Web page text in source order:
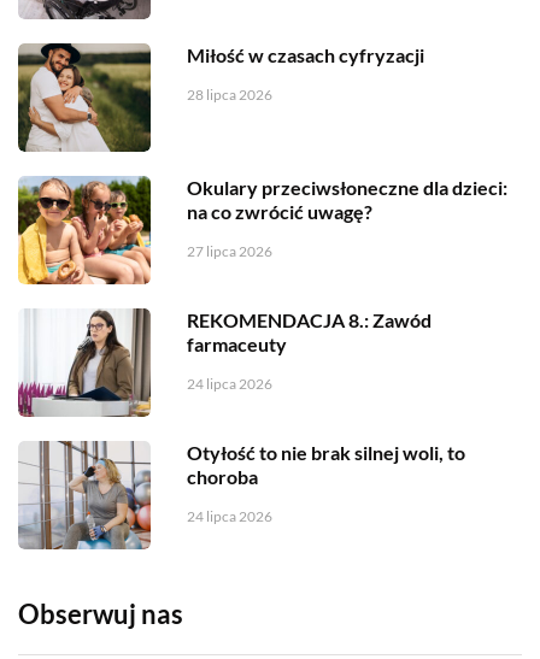
Miłość w czasach cyfryzacji
28 lipca 2026
Okulary przeciwsłoneczne dla dzieci:
na co zwrócić uwagę?
27 lipca 2026
REKOMENDACJA 8.: Zawód
farmaceuty
24 lipca 2026
Otyłość to nie brak silnej woli, to
choroba
24 lipca 2026
Obserwuj nas